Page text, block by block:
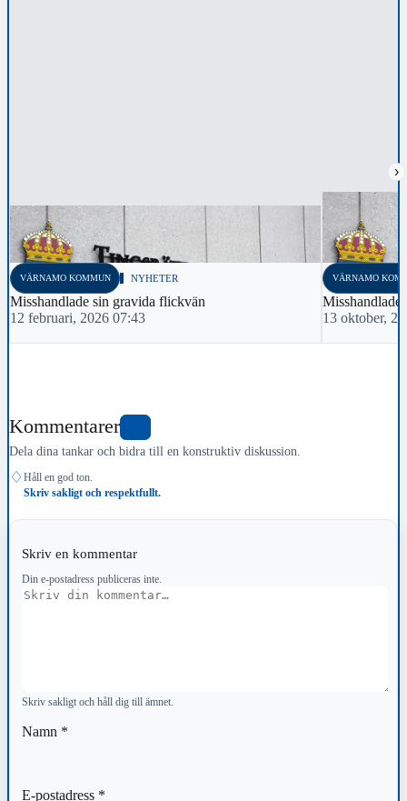
›
VÄRNAMO KOMMUN NYHETER
Misshandlade sin gravida flickvän
12 februari, 2026 07:43
VÄRNAMO
Misshandlade
13 oktober,
Kommentarer
Dela dina tankar och bidra till en konstruktiv diskussion.
♢ Håll en god ton.
Skriv sakligt och respektfullt.
Skriv en kommentar
Din e-postadress publiceras inte.
Kommentar
Skriv sakligt och håll dig till ämnet.
Namn *
E-postadress *